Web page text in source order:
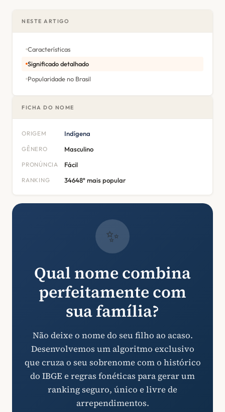
NESTE ARTIGO
Características
Significado detalhado
Popularidade no Brasil
FICHA DO NOME
ORIGEM Indígena
GÊNERO Masculino
PRONÚNCIA Fácil
RANKING 34648º mais popular
✨
Qual nome combina
perfeitamente com
sua família?
Não deixe o nome do seu filho ao acaso.
Desenvolvemos um algoritmo exclusivo
que cruza o seu sobrenome com o histórico
do IBGE e regras fonéticas para gerar um
ranking seguro, único e livre de
arrependimentos.